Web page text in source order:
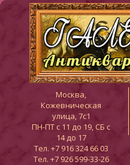
Москва,
Кожевническая
улица, 7с1
ПН-ПТ c 11 до 19, СБ с
14 до 17
Тел. +7 916 324 66 03
Тел. +7 926 599-33-26